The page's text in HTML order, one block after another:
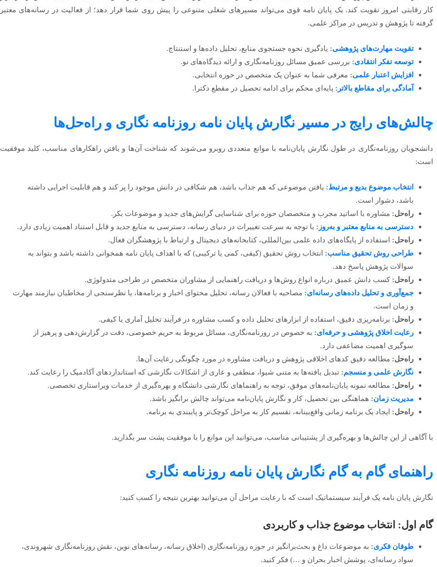
کار رقابتی امروز تقویت کند. یک پایان نامه قوی می‌تواند مسیرهای شغلی متنوعی را پیش روی شما قرار دهد؛ از فعالیت در رسانه‌های معتبر
گرفته تا پژوهش و تدریس در مراکز علمی.
تقویت مهارت‌های پژوهشی: یادگیری نحوه جستجوی منابع، تحلیل داده‌ها و استنتاج.
توسعه تفکر انتقادی: بررسی عمیق مسائل روزنامه‌نگاری و ارائه دیدگاه‌های نو.
افزایش اعتبار علمی: معرفی شما به عنوان یک متخصص در حوزه انتخابی.
آمادگی برای مقاطع بالاتر: پایه‌ای محکم برای ادامه تحصیل در مقطع دکترا.
چالش‌های رایج در مسیر نگارش پایان نامه روزنامه نگاری و راه‌حل‌ها
دانشجویان روزنامه‌نگاری در طول نگارش پایان‌نامه با موانع متعددی روبرو می‌شوند که شناخت آن‌ها و یافتن راهکارهای مناسب، کلید موفقیت
است:
انتخاب موضوع بدیع و مرتبط: یافتن موضوعی که هم جذاب باشد، هم شکافی در دانش موجود را پر کند و هم قابلیت اجرایی داشته
باشد، دشوار است.
راه‌حل: مشاوره با اساتید مجرب و متخصصان حوزه برای شناسایی گرایش‌های جدید و موضوعات بکر.
دسترسی به منابع معتبر و به‌روز: با توجه به سرعت تغییرات در دنیای رسانه، دسترسی به منابع جدید و قابل استناد اهمیت زیادی دارد.
راه‌حل: استفاده از پایگاه‌های داده علمی بین‌المللی، کتابخانه‌های دیجیتال و ارتباط با پژوهشگران فعال.
طراحی روش تحقیق مناسب: انتخاب روش تحقیق (کیفی، کمی یا ترکیبی) که با اهداف پایان نامه همخوانی داشته باشد و بتواند به
سوالات پژوهش پاسخ دهد.
راه‌حل: کسب دانش عمیق درباره انواع روش‌ها و دریافت راهنمایی از مشاوران متخصص در طراحی متدولوژی.
جمع‌آوری و تحلیل داده‌های رسانه‌ای: مصاحبه با فعالان رسانه، تحلیل محتوای اخبار و برنامه‌ها، یا نظرسنجی از مخاطبان نیازمند مهارت
و زمان است.
راه‌حل: برنامه‌ریزی دقیق، استفاده از ابزارهای تحلیل داده و کسب مشاوره در فرآیند تحلیل آماری یا کیفی.
رعایت اخلاق پژوهشی و حرفه‌ای: به خصوص در روزنامه‌نگاری، مسائل مربوط به حریم خصوصی، دقت در گزارش‌دهی و پرهیز از
سوگیری اهمیت مضاعفی دارد.
راه‌حل: مطالعه دقیق کدهای اخلاقی پژوهش و دریافت مشاوره در مورد چگونگی رعایت آن‌ها.
نگارش علمی و منسجم: تبدیل یافته‌ها به متنی شیوا، منطقی و عاری از اشکالات نگارشی که استانداردهای آکادمیک را رعایت کند.
راه‌حل: مطالعه نمونه پایان‌نامه‌های موفق، توجه به راهنماهای نگارشی دانشگاه و بهره‌گیری از خدمات ویراستاری تخصصی.
مدیریت زمان: هماهنگی بین تحصیل، کار و نگارش پایان‌نامه می‌تواند چالش برانگیز باشد.
راه‌حل: ایجاد یک برنامه زمانی واقع‌بینانه، تقسیم کار به مراحل کوچک‌تر و پایبندی به برنامه.
با آگاهی از این چالش‌ها و بهره‌گیری از پشتیبانی مناسب، می‌توانید این موانع را با موفقیت پشت سر بگذارید.
راهنمای گام به گام نگارش پایان نامه روزنامه نگاری
نگارش پایان نامه یک فرآیند سیستماتیک است که با رعایت مراحل آن می‌توانید بهترین نتیجه را کسب کنید:
گام اول: انتخاب موضوع جذاب و کاربردی
طوفان فکری: به موضوعات داغ و بحث‌برانگیز در حوزه روزنامه‌نگاری (اخلاق رسانه، رسانه‌های نوین، نقش روزنامه‌نگاری شهروندی،
سواد رسانه‌ای، پوشش اخبار بحران و …) فکر کنید.